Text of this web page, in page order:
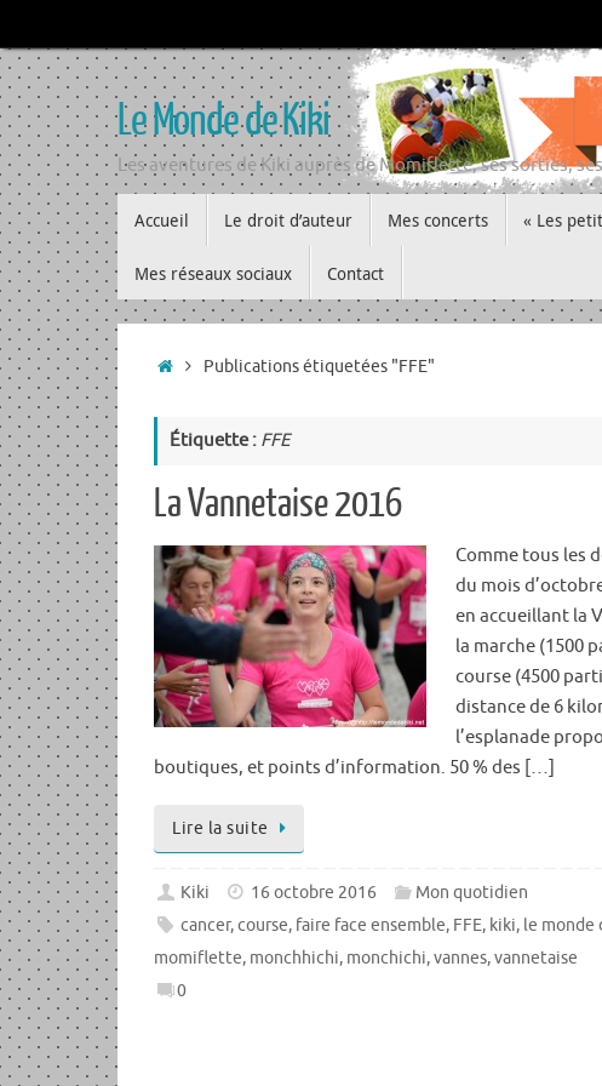
au
contenu
Le Monde de Kiki
Les aventures de Kiki auprès de Momiflette, ses sorties,
au
contenu
Accueil Le droit d’auteur Mes concerts « Les
Mes réseaux sociaux Contact
Accueil
Publications étiquetées "FFE"
Étiquette : FFE
La Vannetaise 2016
Comme tous les
du mois
en accueillant la
la marche (1500
course (4500
distance de 6
l’esplanade
boutiques, et points d’information. 50 % des […]
Lire la suite
Kiki 16 octobre 2016
Mon quotidien
cancer,course, faire face ensemble, FFE, kiki, le monde
momiflette, monchhichi, monchichi,vannes,vannetaise
0